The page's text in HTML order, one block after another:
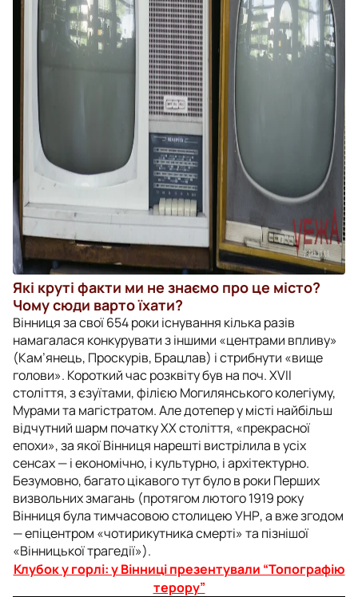
Які круті факти ми не знаємо про це місто?
Чому сюди варто їхати?
Вінниця за свої 654 роки існування кілька разів
намагалася конкурувати з іншими «центрами впливу»
(Кам’янець, Проскурів, Брацлав) і стрибнути «вище
голови». Короткий час розквіту був на поч. ХVII
століття, з єзуїтами, філією Могилянського колегіуму,
Мурами та магістратом. Але дотепер у місті найбільш
відчутний шарм початку ХХ століття, «прекрасної
епохи», за якої Вінниця нарешті вистрілила в усіх
сенсах — і економічно, і культурно, і архітектурно.
Безумовно, багато цікавого тут було в роки Перших
визвольних змагань (протягом лютого 1919 року
Вінниця була тимчасовою столицею УНР, а вже згодом
— епіцентром «чотирикутника смерті» та пізнішої
«Вінницької трагедії»).
Клубок у горлі: у Вінниці презентували “Топографію
терору”